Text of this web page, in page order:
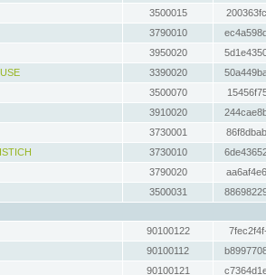
3500015
3790010
3950020
3390020
3500070
3910020
3730001
3730010
3790020
3500031
90100122
90100112
90100121